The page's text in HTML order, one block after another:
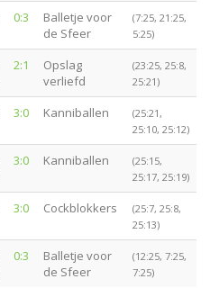
0:3
Balletje voor
de Sfeer
(7:25, 21:25,
5:25)
2:1
Opslag
verliefd
(23:25, 25:8,
25:21)
3:0 Kanniballen
(25:21,
25:10, 25:12)
3:0 Kanniballen
(25:15,
25:17, 25:19)
3:0 Cockblokkers
(25:7, 25:8,
25:13)
0:3
Balletje voor
de Sfeer
(12:25, 7:25,
7:25)